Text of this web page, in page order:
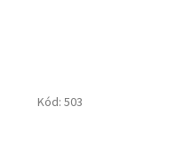
Kód: 503